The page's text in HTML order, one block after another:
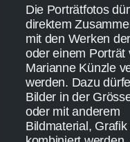
Die Porträtfotos
direktem
mit den Werken
oder einem Porträt
Marianne Künzle
werden. Dazu
Bilder in der
oder mit anderem
Bildmaterial, Grafik